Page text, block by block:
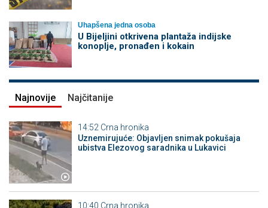
Uhapšena jedna osoba
​U Bijeljini otkrivena plantaža indijske
konoplje, pronađen i kokain
Najnovije Najčitanije
14:52 Crna hronika
Uznemirujuće: Objavljen snimak pokušaja
ubistva Elezovog saradnika u Lukavici
10:40 Crna hronika